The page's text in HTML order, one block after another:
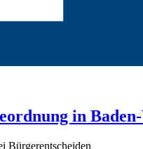
in
Bürgerentscheiden